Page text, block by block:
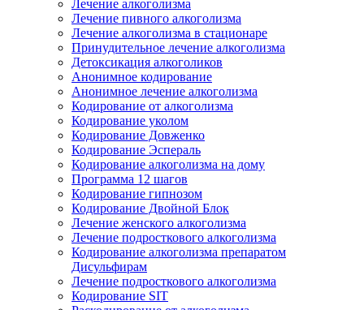
Лечение алкоголизма
Лечение пивного алкоголизма
Лечение алкоголизма в стационаре
Принудительное лечение алкоголизма
Детоксикация алкоголиков
Анонимное кодирование
Анонимное лечение алкоголизма
Кодирование от алкоголизма
Кодирование уколом
Кодирование Довженко
Кодирование Эспераль
Кодирование алкоголизма на дому
Программа 12 шагов
Кодирование гипнозом
Кодирование Двойной Блок
Лечение женского алкоголизма
Лечение подросткового алкоголизма
Кодирование алкоголизма препаратом
Дисульфирам
Лечение подросткового алкоголизма
Кодирование SIT